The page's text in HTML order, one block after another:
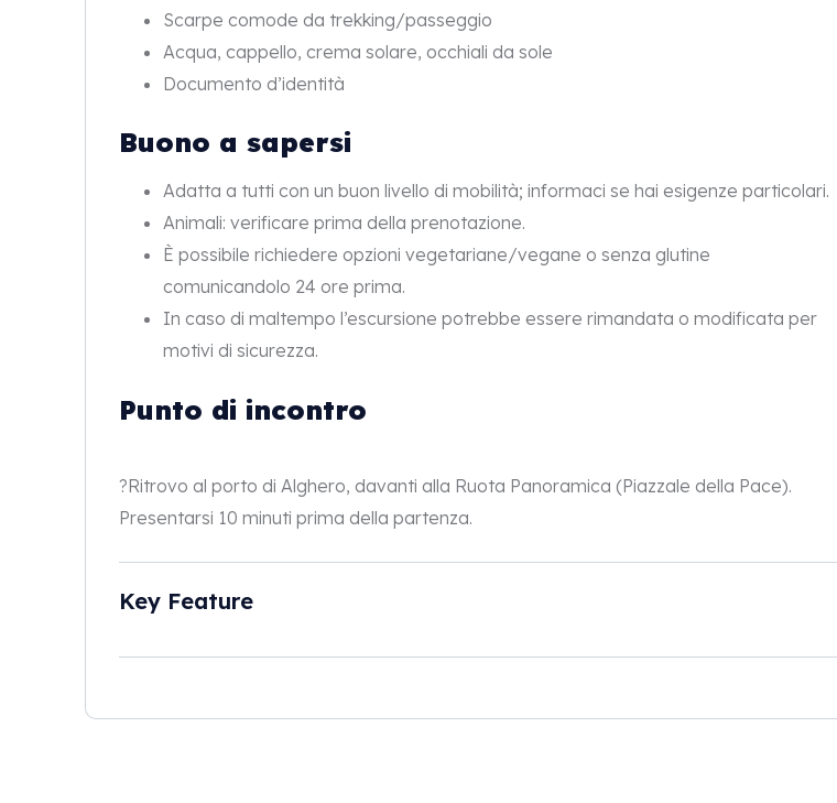
Scarpe comode da trekking/passeggio
Acqua, cappello, crema solare, occhiali da sole
Documento d’identità
Buono a sapersi
Adatta a tutti con un buon livello di mobilità; informaci se hai esigenze particolari.
Animali: verificare prima della prenotazione.
È possibile richiedere opzioni vegetariane/vegane o senza glutine
comunicandolo 24 ore prima.
In caso di maltempo l’escursione potrebbe essere rimandata o modificata per
motivi di sicurezza.
Punto di incontro
?Ritrovo al porto di Alghero, davanti alla Ruota Panoramica (Piazzale della Pace).
Presentarsi 10 minuti prima della partenza.
Key Feature